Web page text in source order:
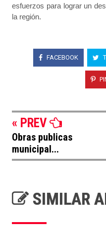
esfuerzos para lograr un
la región.
FACEBOOK
« PREV
Obras publicas
municipal...
SIMILAR